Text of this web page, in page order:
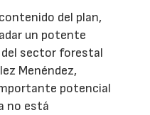
del plan,
un potente
sector forestal
Menéndez,
potencial
no está